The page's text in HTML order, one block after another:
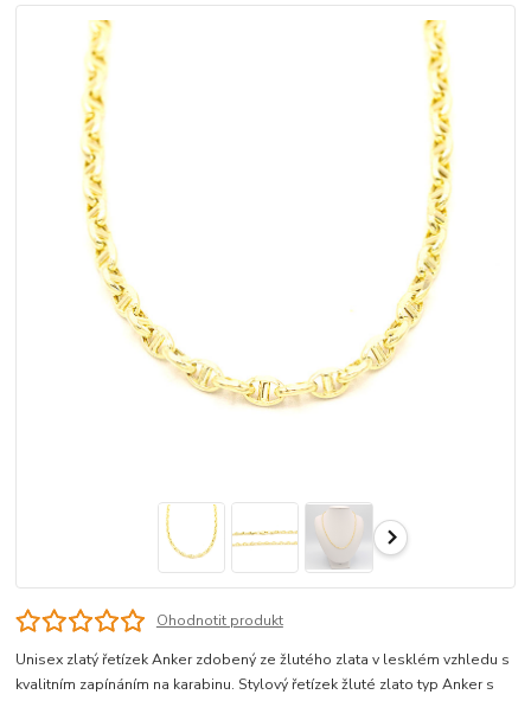
Ohodnotit produkt
Unisex zlatý řetízek Anker zdobený ze žlutého zlata v lesklém vzhledu s
kvalitním zapínáním na karabinu. Stylový řetízek žluté zlato typ Anker s